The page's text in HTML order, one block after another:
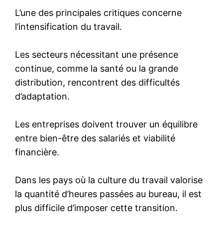
L’une des principales critiques concerne
l’intensification du travail.
Les secteurs nécessitant une présence
continue, comme la santé ou la grande
distribution, rencontrent des difficultés
d’adaptation.
Les entreprises doivent trouver un équilibre
entre bien-être des salariés et viabilité
financière.
Dans les pays où la culture du travail valorise
la quantité d’heures passées au bureau, il est
plus difficile d’imposer cette transition.